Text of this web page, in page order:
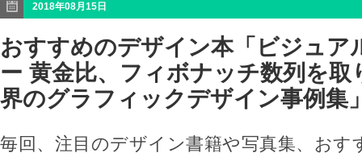
2018年08月15日
おすすめのデザイン本「ビジュア
ー 黄金比、フィボナッチ数列を取
界のグラフィックデザイン事例集
毎回、注目のデザイン書籍や写真集、おす